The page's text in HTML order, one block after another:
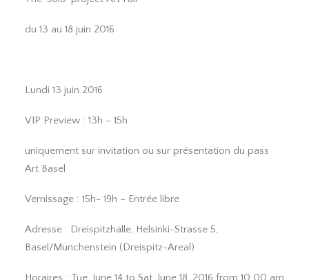
du 13 au 18 juin 2016
Lundi 13 juin 2016
VIP Preview : 13h – 15h
uniquement sur invitation ou sur présentation du pass
Art Basel
Vernissage : 15h- 19h – Entrée libre
Adresse : Dreispitzhalle, Helsinki-Strasse 5,
Basel/Münchenstein (Dreispitz-Areal)
Horaires : Tue, June 14 to Sat, June 18, 2016 from 10.00 am